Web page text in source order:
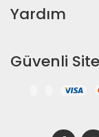
Yardım
Güvenli Site